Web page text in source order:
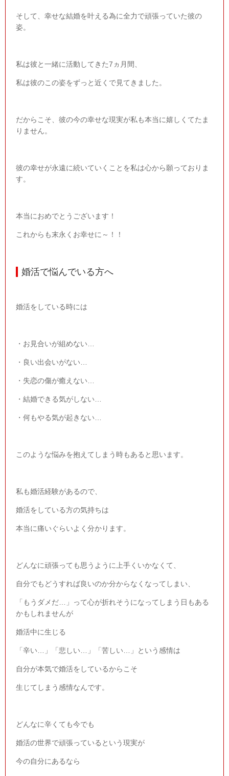
そして、幸せな結婚を叶える為に全力で頑張っていた彼の
姿。
私は彼と一緒に活動してきた7 ヵ月間、
私は彼のこの姿をずっと近くで見てきました。
だからこそ、彼の今の幸せな現実が私も本当に嬉しくてたま
りません。
彼の幸せが永遠に続いていくことを私は心から願っておりま
す。
本当におめでとうございます！
これからも末永くお幸せに～！！
婚活で悩んでいる方へ
婚活をしている時には
・お見合いが組めない…
・良い出会いがない…
・失恋の傷が癒えない…
・結婚できる気がしない…
・何もやる気が起きない…
このような悩みを抱えてしまう時もあると思います。
私も婚活経験があるので、
婚活をしている方の気持ちは
本当に痛いぐらいよく分かります。
どんなに頑張っても思うように上手くいかなくて、
自分でもどうすれば良いのか分からなくなってしまい、
「もうダメだ…」って心が折れそうになってしまう日もある
かもしれませんが
婚活中に生じる
「辛い…」「悲しい…」「苦しい…」という感情は
自分が本気で婚活をしているからこそ
生じてしまう感情なんです。
どんなに辛くても今でも
婚活の世界で頑張っているという現実が
今の自分にあるなら